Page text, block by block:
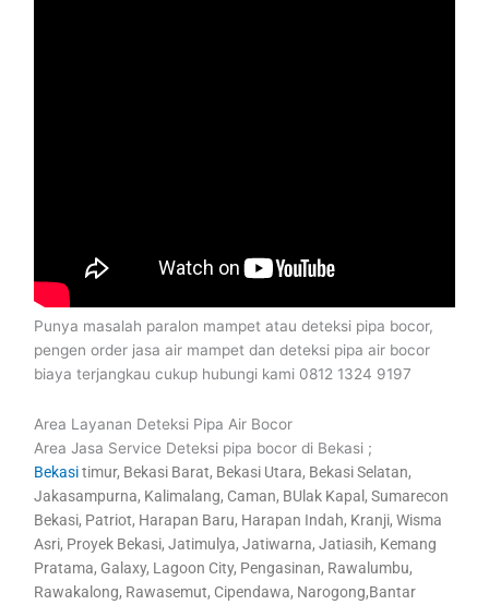
Punya masalah paralon mampet atau deteksi pipa bocor,
pengen order jasa air mampet dan deteksi pipa air bocor
biaya terjangkau cukup hubungi kami 0812 1324 9197
Area Layanan Deteksi Pipa Air Bocor
Area Jasa Service Deteksi pipa bocor di Bekasi ;
Bekasitimur, Bekasi Barat, Bekasi Utara, Bekasi Selatan,
Jakasampurna, Kalimalang, Caman, BUlak Kapal, Sumarecon
Bekasi, Patriot, Harapan Baru, Harapan Indah, Kranji, Wisma
Asri, Proyek Bekasi, Jatimulya, Jatiwarna, Jatiasih, Kemang
Pratama, Galaxy, Lagoon City, Pengasinan, Rawalumbu,
Rawakalong, Rawasemut, Cipendawa, Narogong,Bantar